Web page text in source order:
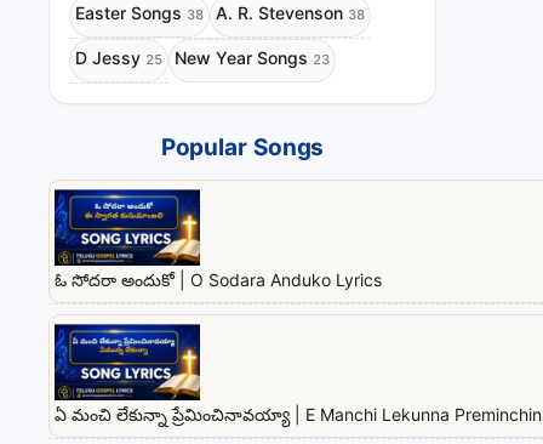
Easter Songs 38 A. R. Stevenson 38
D Jessy 25 New Year Songs 23
Popular Songs
ఓ సోదరా అందుకో | O Sodara Anduko Lyrics
ఏ మంచి లేకున్నా ప్రేమించినావయ్యా | E Manchi Lekunna